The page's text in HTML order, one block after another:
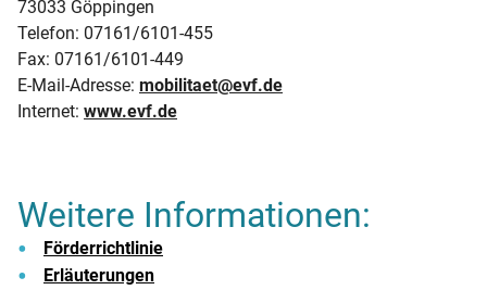
73033 Göppingen
Telefon: 07161/6101-455
Fax: 07161/6101-449
E-Mail-Adresse: mobilitaet@evf.de
Internet: www.evf.de
Weitere Informationen:
Förderrichtlinie
Erläuterungen